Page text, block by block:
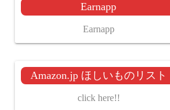
Earnapp
Earnapp
Amazon.jp ほしいものリスト
click here!!